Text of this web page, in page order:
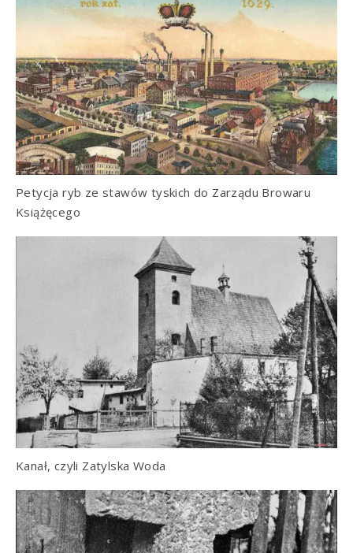
Petycja ryb ze stawów tyskich do Zarządu Browaru
Książęcego
Kanał, czyli Zatylska Woda